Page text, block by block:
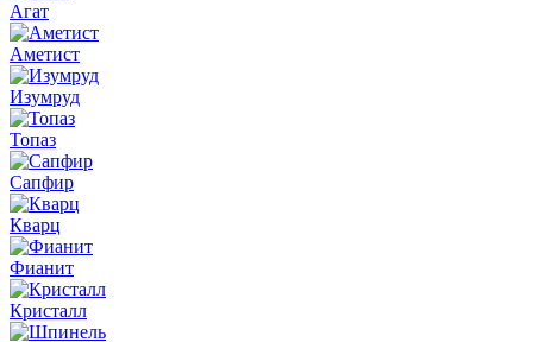
Агат
Аметист
Изумруд
Топаз
Сапфир
Кварц
Фианит
Кристалл